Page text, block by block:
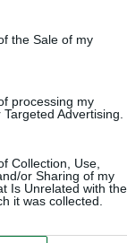
the Sale of my
processing my
Advertising.
Collection, Use,
or Sharing of my
Is Unrelated with the
it was collected.
que han sido
como revisión
continua
hospitales para
de atención